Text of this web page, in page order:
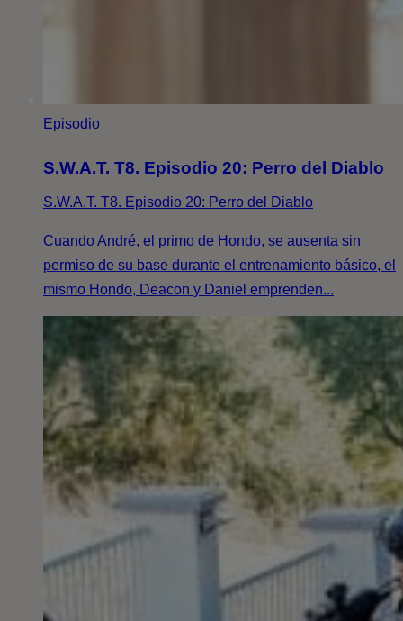
Episodio
S.W.A.T. T8. Episodio 20: Perro del Diablo
S.W.A.T. T8. Episodio 20: Perro del Diablo
Cuando André, el primo de Hondo, se ausenta sin
permiso de su base durante el entrenamiento básico, el
mismo Hondo, Deacon y Daniel emprenden...